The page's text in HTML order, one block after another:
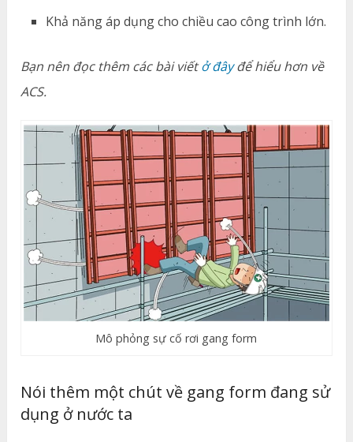
Khả năng áp dụng cho chiều cao công trình lớn.
Bạn nên đọc thêm các bài viếtở đâyđể hiểu hơn về
ACS.
Mô phỏng sự cố rơi gang form
Nói thêm một chút về gang form đang sử
dụng ở nước ta